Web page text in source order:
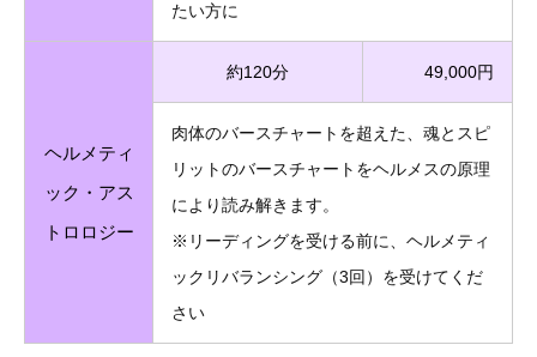
たい方に
ヘルメティ
ック・アス
トロロジー
約120分 49,000円
肉体のバースチャートを超えた、魂とスピ
リットのバースチャートをヘルメスの原理
により読み解きます。
※リーディングを受ける前に、ヘルメティ
ックリバランシング（3回）を受けてくだ
さい